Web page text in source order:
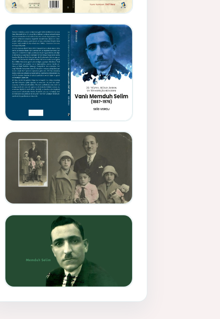
Gazeteci, Yazar, Hukukçu ve
Siyasetçi Kimliğiyle
Mevlanzade Rıfat - Seîd
Veroj
Memduh Selîmê Wanî (1887-
1876)
Mihemed Mîhrî Hîlav ji
afirênerên rewşenbîriya
Memduh Selim ve Xoybûn